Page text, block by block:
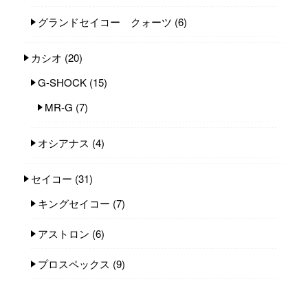
グランドセイコー クォーツ (6)
カシオ (20)
G-SHOCK (15)
MR-G (7)
オシアナス (4)
セイコー (31)
キングセイコー (7)
アストロン (6)
プロスペックス (9)